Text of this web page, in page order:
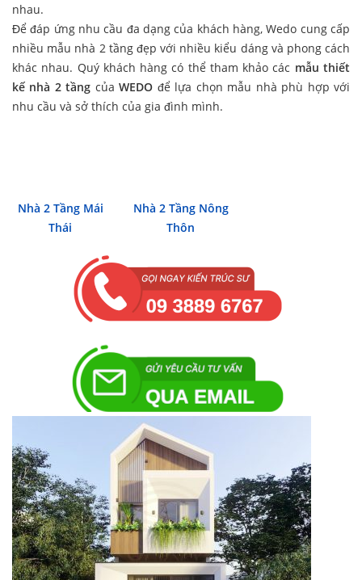
nhau.
Để đáp ứng nhu cầu đa dạng của khách hàng, Wedo cung cấp
nhiều mẫu nhà 2 tầng đẹp với nhiều kiểu dáng và phong cách
khác nhau. Quý khách hàng có thể tham khảo các mẫu thiết
kế nhà 2 tầng củaWEDO để lựa chọn mẫu nhà phù hợp với
nhu cầu và sở thích của gia đình mình.
Nhà 2 Tầng Mái
Thái
Nhà 2 Tầng Nông
Thôn